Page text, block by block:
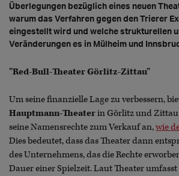
Überlegungen bezüglich eines neuen
warum das Verfahren gegen den Trierer
eingestellt wird und welche strukturellen
Veränderungen es in Mülheim und
"Red-Bull-Theater Görlitz-Zittau"
Um seine finanzielle Lage zu verbessern,
Hauptmann-Theaterin Görlitz und Zittau
seine Namensrechte zum Verkauf an,wie
Dies bedeutet, dass das Theater dann
des Unternehmens, das die Rechte
Dauer einer Spielzeit. Laut Theater